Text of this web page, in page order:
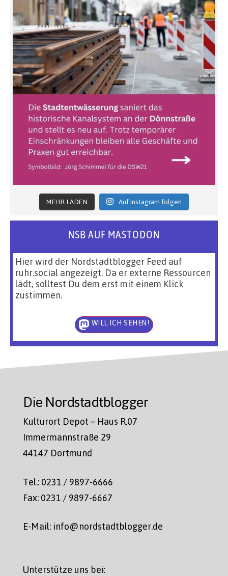
MEHR LADEN Auf Instagram folgen
NSB AUF MASTODON
Hier wird der Nordstadtblogger Feed auf
ruhr.social angezeigt. Da er externe Ressourcen
lädt, solltest Du dem erst mit einem Klick
zustimmen.
WILL ICH SEHEN!
Die Nordstadtblogger
Kulturort Depot – Haus R.07
Immermannstraße 29
44147 Dortmund
Tel.: 0231 / 9897-6666
Fax: 0231 / 9897-6667
E-Mail: info@nordstadtblogger.de
Unterstütze uns bei: